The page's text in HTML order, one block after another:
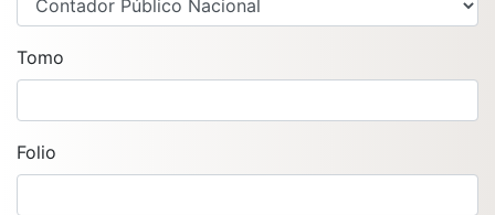
Tomo
Folio